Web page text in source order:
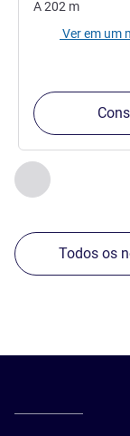
Anterior -
Página ,
A202 m
Ver em um
Todos os